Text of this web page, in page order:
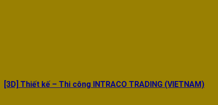
[3D] Thiết kế – Thi công INTRACO TRADING (VIETNAM)